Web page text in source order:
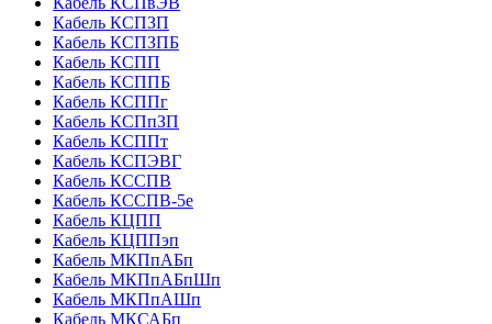
Кабель КСПЗП
Кабель КСПЗПБ
Кабель КСПП
Кабель КСППБ
Кабель КСППг
Кабель КСПпЗП
Кабель КСППт
Кабель КСПЭВГ
Кабель КССПВ
Кабель КССПВ-5е
Кабель КЦПП
Кабель КЦППэп
Кабель МКПпАБп
Кабель МКПпАБпШп
Кабель МКПпАШп
Кабель МКСАБп